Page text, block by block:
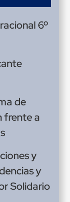
6º
de
frente a
y
y
Solidario